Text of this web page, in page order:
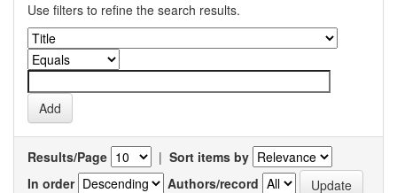
Use filters to refine the search results.
Results/Page | Sort items by
In order
Authors/record